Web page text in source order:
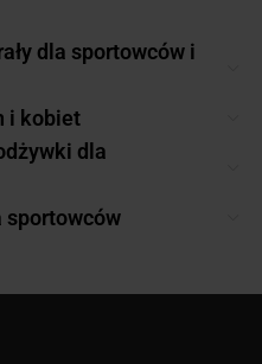
dla sportowców i
i kobiet
dla
sportowców